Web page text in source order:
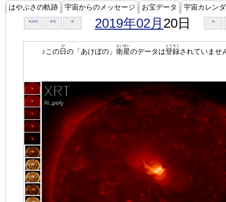
はやぶさの軌跡 宇宙からのメッセージ お宝データ 宇宙カレン
<<< << < 2019年02月 20日 >
♪この日
ひ
の「あけぼの」 衛星
えいせい
のデータは登録
とうろく
されていませ